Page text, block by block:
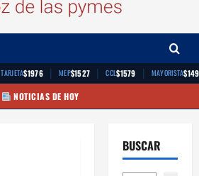
TARJETA$1976 | MEP$1527 | CCL$1579 | MAYORISTA
NOTICIAS DE HOY
BUSCAR